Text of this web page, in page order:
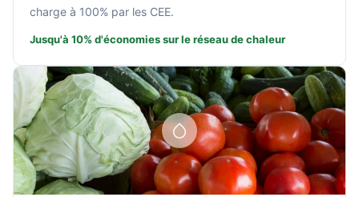
charge à 100% par les CEE.
Jusqu'à 10% d'économies sur le réseau de chaleur